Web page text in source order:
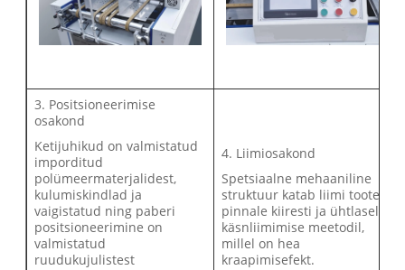
3. Positsioneerimise
osakond
Ketijuhikud on valmistatud
imporditud
polümeermaterjalidest,
kulumiskindlad ja
vaigistatud ning paberi
positsioneerimine on
valmistatud
ruudukujulistest
4. Liimiosakond
Spetsiaalne mehaaniline
struktuur katab liimi toote
pinnale kiiresti ja ühtlaselt
käsnliimimise meetodil,
millel on hea
kraapimisefekt.